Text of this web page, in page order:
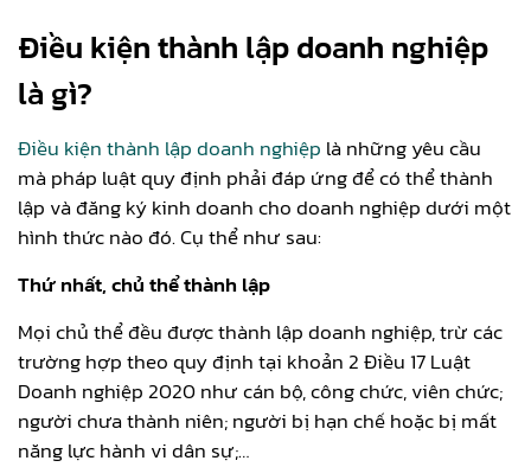
Điều kiện thành lập doanh nghiệp
là gì?
Điều kiện thành lập doanh nghiệp là những yêu cầu
mà pháp luật quy định phải đáp ứng để có thể thành
lập và đăng ký kinh doanh cho doanh nghiệp dưới một
hình thức nào đó. Cụ thể như sau:
Thứ nhất, chủ thể thành lập
Mọi chủ thể đều được thành lập doanh nghiệp, trừ các
trường hợp theo quy định tại khoản 2 Điều 17 Luật
Doanh nghiệp 2020 như cán bộ, công chức, viên chức;
người chưa thành niên; người bị hạn chế hoặc bị mất
năng lực hành vi dân sự;…